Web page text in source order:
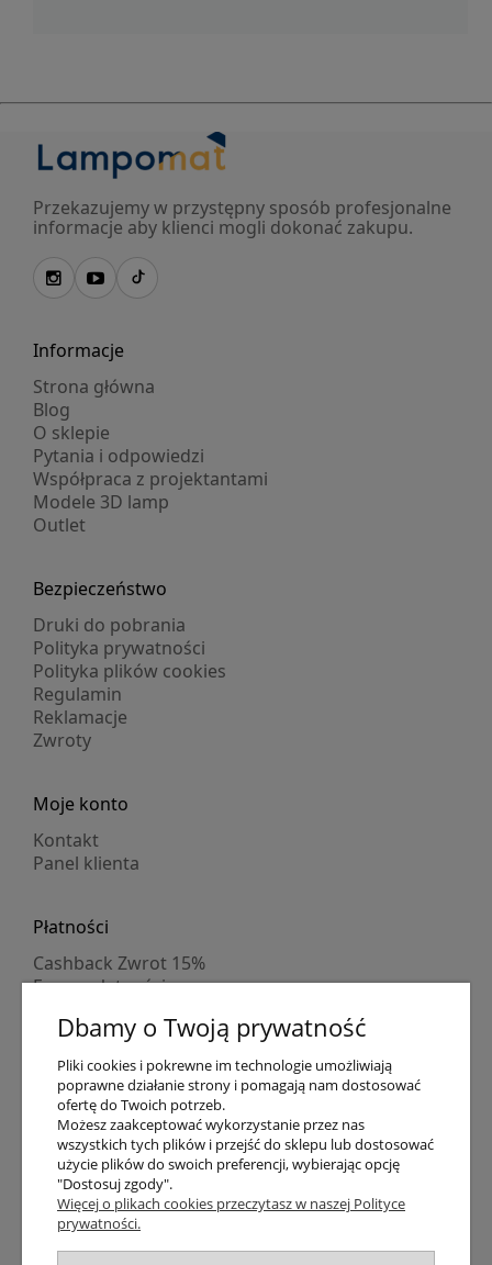
Przekazujemy w przystępny sposób profesjonalne
informacje aby klienci mogli dokonać zakupu.
Informacje
Strona główna
Blog
O sklepie
Pytania i odpowiedzi
Współpraca z projektantami
Modele 3D lamp
Outlet
Bezpieczeństwo
Druki do pobrania
Polityka prywatności
Polityka plików cookies
Regulamin
Reklamacje
Zwroty
Moje konto
Kontakt
Panel klienta
Płatności
Cashback Zwrot 15%
Formy płatności
Numer konta
PayPo kupujesz, nie płacisz
Progi rabatowe
Promocje
Dostawa
Czas wysyłki
Dostawa
Śledzenie przesyłki GLS
Dbamy o Twoją prywatność
Pliki cookies i pokrewne im technologie umożliwiają
poprawne działanie strony i pomagają nam dostosować
ofertę do Twoich potrzeb.
Możesz zaakceptować wykorzystanie przez nas
wszystkich tych plików i przejść do sklepu lub dostosować
użycie plików do swoich preferencji, wybierając opcję
"Dostosuj zgody".
Więcej o plikach cookies przeczytasz w naszej Polityce
prywatności.